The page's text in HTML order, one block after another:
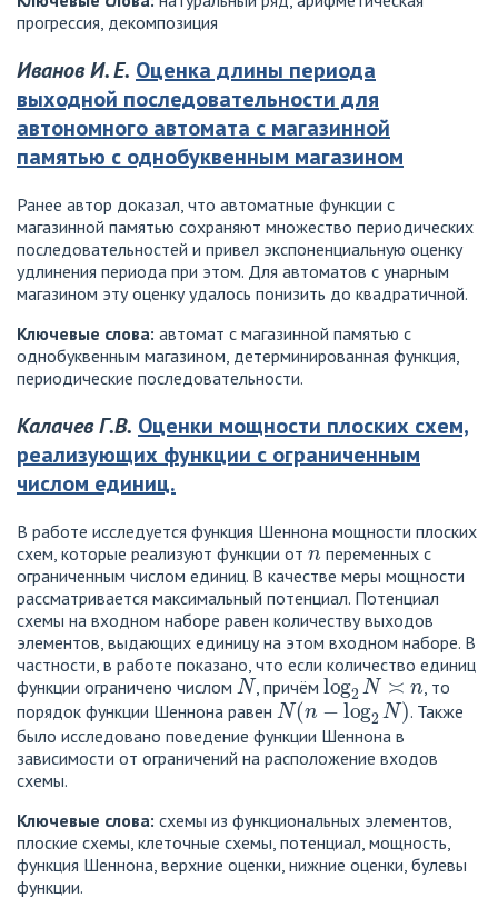
прогрессия, декомпозиция
Иванов И. Е. Оценка длины периода
выходной последовательности для
автономного автомата с магазинной
памятью с однобуквенным магазином
Ранее автор доказал, что автоматные функции с
магазинной памятью сохраняют множество периодических
последовательностей и привел экспоненциальную оценку
удлинения периода при этом. Для автоматов с унарным
магазином эту оценку удалось понизить до квадратичной.
Ключевые слова: автомат с магазинной памятью с
однобуквенным магазином, детерминированная функция,
периодические последовательности.
Калачев Г.В. Оценки мощности плоских схем,
реализующих функции с ограниченным
числом единиц.
В работе исследуется функция Шеннона мощности плоских
схем, которые реализуют функции от
n
переменных с
ограниченным числом единиц. В качестве меры мощности
рассматривается максимальный потенциал. Потенциал
схемы на входном наборе равен количеству выходов
элементов, выдающих единицу на этом входном наборе. В
частности, в работе показано, что если количество единиц
функции ограничено числом
N
, причём
log2N≍n
, то
порядок функции Шеннона равен
N(n− log2N
. Также
было исследовано поведение функции Шеннона в
зависимости от ограничений на расположение входов
схемы.
Ключевые слова: схемы из функциональных элементов,
плоские схемы, клеточные схемы, потенциал, мощность,
функция Шеннона, верхние оценки, нижние оценки, булевы
функции.